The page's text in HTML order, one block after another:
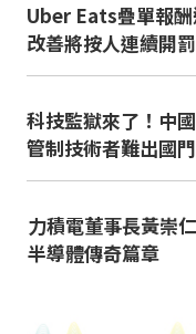
Uber Eats疊單報
改善將按人連續開罰
科技監獄來了！中
管制技術者難出國門
力積電董事長黃崇
半導體傳奇篇章